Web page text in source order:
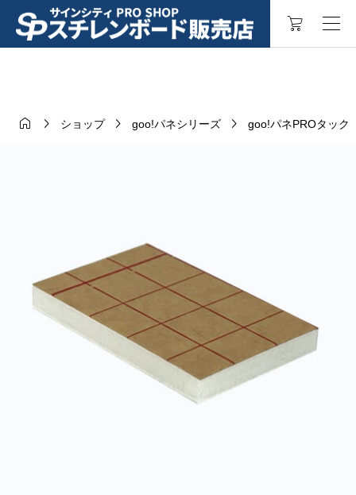
  ショップ  goo!パネシリーズ  goo!パネPROタック